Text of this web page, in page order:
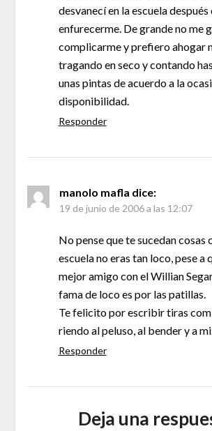
desvanecí en la escuela después
enfurecerme. De grande no me
complicarme y prefiero ahogar
tragando en seco y contando
unas pintas de acuerdo a la
disponibilidad.
Responder
manolo mafla dice:
19 de junio de 2006 a las 12:07
No pense que te sucedan cosas
escuela no eras tan loco, pese a
mejor amigo con el Willian
fama de loco es por las patillas.
Te felicito por escribir tiras
riendo al peluso, al bender y a
Responder
Deja una